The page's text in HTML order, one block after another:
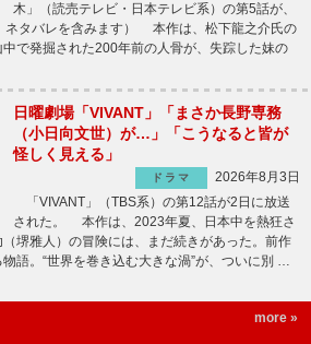
木」（読売テレビ・日本テレビ系）の第5話が、
ネタバレを含みます） 本作は、松下龍之介氏の
で発掘された200年前の人骨が、失踪した妹の
日曜劇場「VIVANT」「まさか長野専務
（小日向文世）が…」「こうなると皆が
怪しく見える」
ドラマ
2026年8月3日
「VIVANT」（TBS系）の第12話が2日に放送
された。 本作は、2023年夏、日本中を熱狂さ
堺雅人）の冒険には、まだ続きがあった。前作
語。“世界を巻き込む大きな渦”が、ついに別 …
more »